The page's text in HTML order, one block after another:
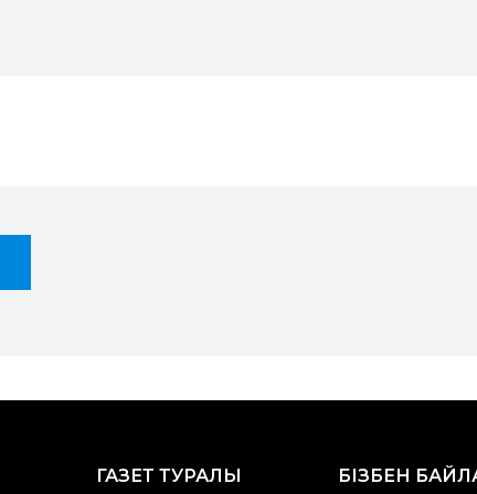
ГАЗЕТ ТУРАЛЫ БІЗБЕН